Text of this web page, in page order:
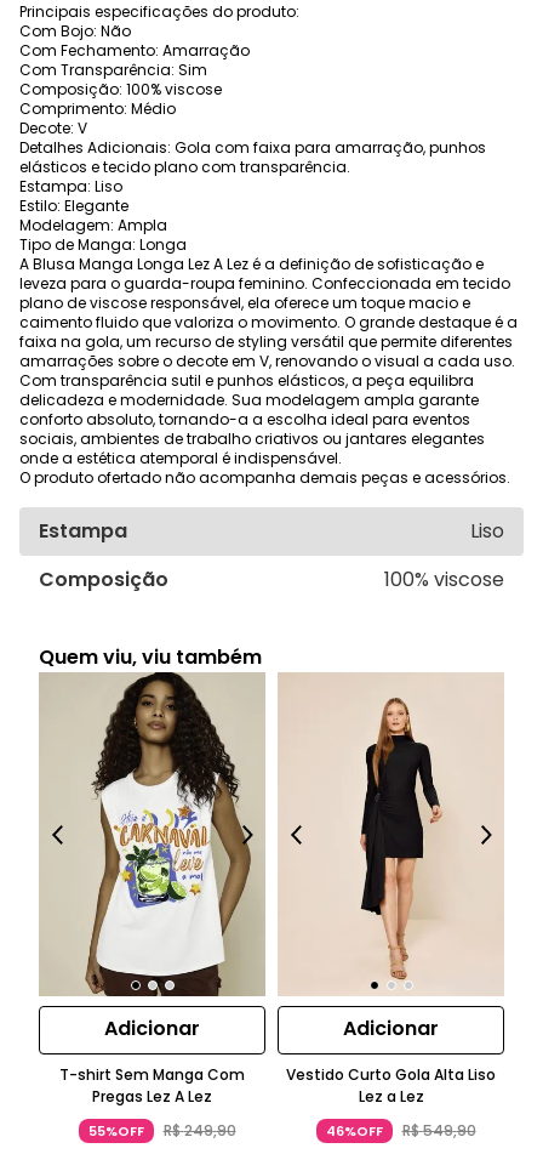
Principais especificações do produto:
Com Bojo: Não
Com Fechamento: Amarração
Com Transparência: Sim
Composição: 100% viscose
Comprimento: Médio
Decote: V
Detalhes Adicionais: Gola com faixa para amarração, punhos
elásticos e tecido plano com transparência.
Estampa: Liso
Estilo: Elegante
Modelagem: Ampla
Tipo de Manga: Longa
A Blusa Manga Longa Lez A Lez é a definição de sofisticação e
leveza para o guarda-roupa feminino. Confeccionada em tecido
plano de viscose responsável, ela oferece um toque macio e
caimento fluido que valoriza o movimento. O grande destaque é a
faixa na gola, um recurso de styling versátil que permite diferentes
amarrações sobre o decote em V, renovando o visual a cada uso.
Com transparência sutil e punhos elásticos, a peça equilibra
delicadeza e modernidade. Sua modelagem ampla garante
conforto absoluto, tornando-a a escolha ideal para eventos
sociais, ambientes de trabalho criativos ou jantares elegantes
onde a estética atemporal é indispensável.
O produto ofertado não acompanha demais peças e acessórios.
Estampa
Liso
Composição
100% viscose
Quem viu, viu também
Adicionar
T-shirt Sem Manga Com
Pregas Lez A Lez
55%OFF R$249,90
Adicionar
Vestido Curto Gola Alta Liso
Lez a Lez
46%OFF R$549,90